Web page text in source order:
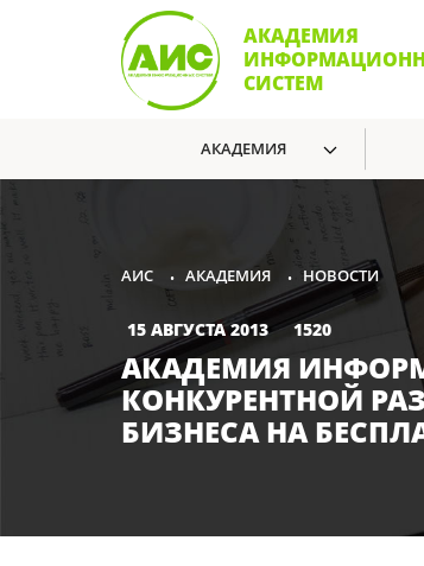
АКАДЕМИЯ
СИСТЕМ
АКАДЕМИЯ
АИС • АКАДЕМИЯ • НОВОСТИ
15 АВГУСТА 2013 1520
АКАДЕМИЯ
КОНКУРЕНТНОЙ
БИЗНЕСА НА